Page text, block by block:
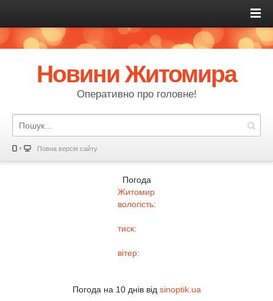
Новини Житомира
Оперативно про головне!
Повна версія сайту
Погода
Житомир
вологість:
тиск:
вітер:
Погода на 10 днів від sinoptik.ua